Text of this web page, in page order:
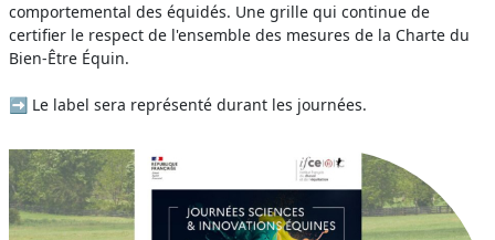
comportemental des équidés. Une grille qui continue de
certifier le respect de l'ensemble des mesures de la Charte du
Bien-Être Équin.
➡️ Le label sera représenté durant les journées.